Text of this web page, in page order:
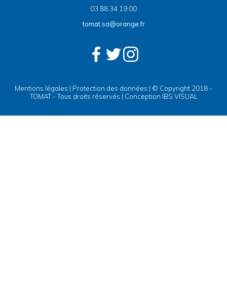
03 88 34 19 00
tomat.sa@orange.fr
Mentions légales | Protection des données | © Copyright 2018 -
TOMAT - Tous droits réservés | Conception IBS VISUAL